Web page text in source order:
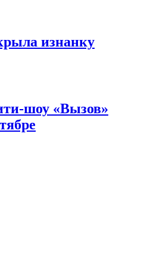
изнанку
шоу «Вызов»